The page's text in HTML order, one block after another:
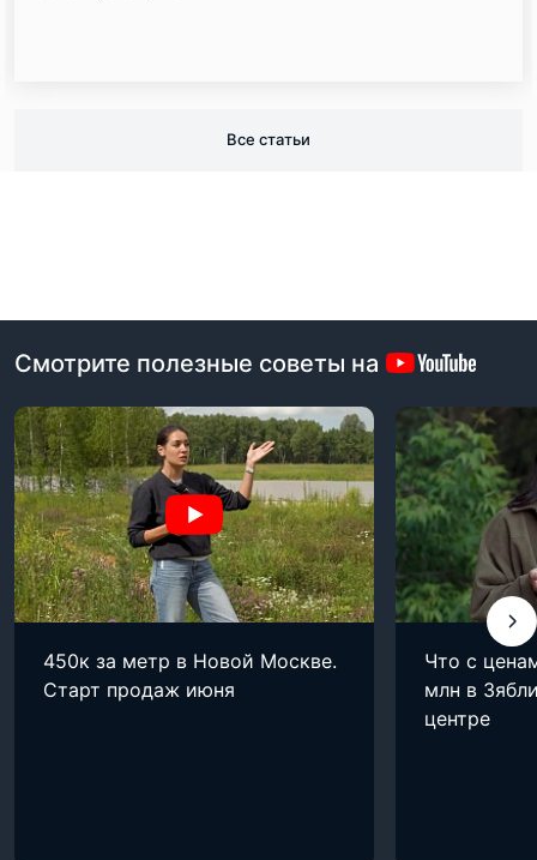
Все статьи
Смотрите полезные советы на
450к за метр в Новой Москве.
Старт продаж июня
Что с
млн в
центре